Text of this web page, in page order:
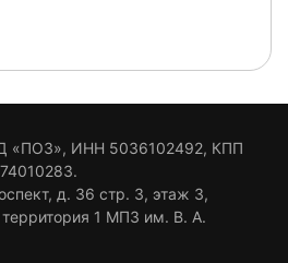
«ПОЗ», ИНН 5036102492, КПП
д. 36 стр. 3, этаж 3,
1 МПЗ им. В. А.